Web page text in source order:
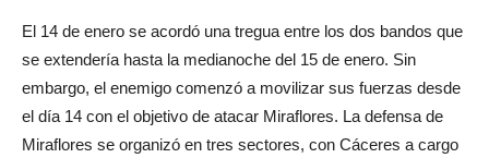
El 14 de enero se acordó una tregua entre los dos bandos que
se extendería hasta la medianoche del 15 de enero. Sin
embargo, el enemigo comenzó a movilizar sus fuerzas desde
el día 14 con el objetivo de atacar Miraflores. La defensa de
Miraflores se organizó en tres sectores, con Cáceres a cargo